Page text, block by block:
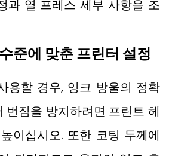
과 열 프레스 세부 사항을 조
준에 맞춘 프린터 설정
용할 경우, 잉크 방울의 정확
번짐을 방지하려면 프린트 헤
이십시오. 또한 코팅 두께에